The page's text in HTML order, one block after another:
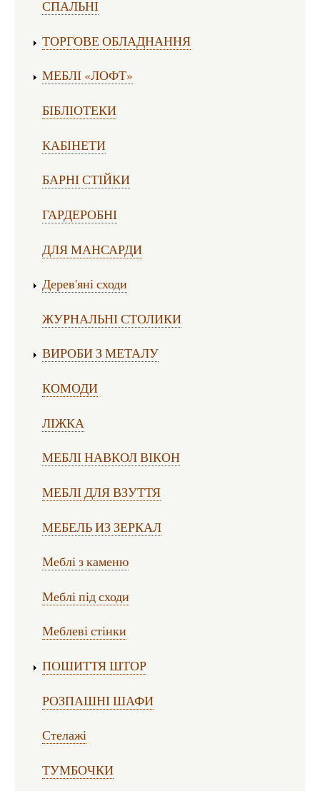
СПАЛЬНІ
ТОРГОВЕ ОБЛАДНАННЯ
МЕБЛІ «ЛОФТ»
БІБЛІОТЕКИ
КАБІНЕТИ
БАРНІ СТІЙКИ
ГАРДЕРОБНІ
ДЛЯ МАНСАРДИ
Дерев'яні сходи
ЖУРНАЛЬНІ СТОЛИКИ
ВИРОБИ З МЕТАЛУ
КОМОДИ
ЛІЖКА
МЕБЛІ НАВКОЛ ВІКОН
МЕБЛІ ДЛЯ ВЗУТТЯ
МЕБЕЛЬ ИЗ ЗЕРКАЛ
Меблі з каменю
Меблі під сходи
Меблеві стінки
ПОШИТТЯ ШТОР
РОЗПАШНІ ШАФИ
Стелажі
ТУМБОЧКИ